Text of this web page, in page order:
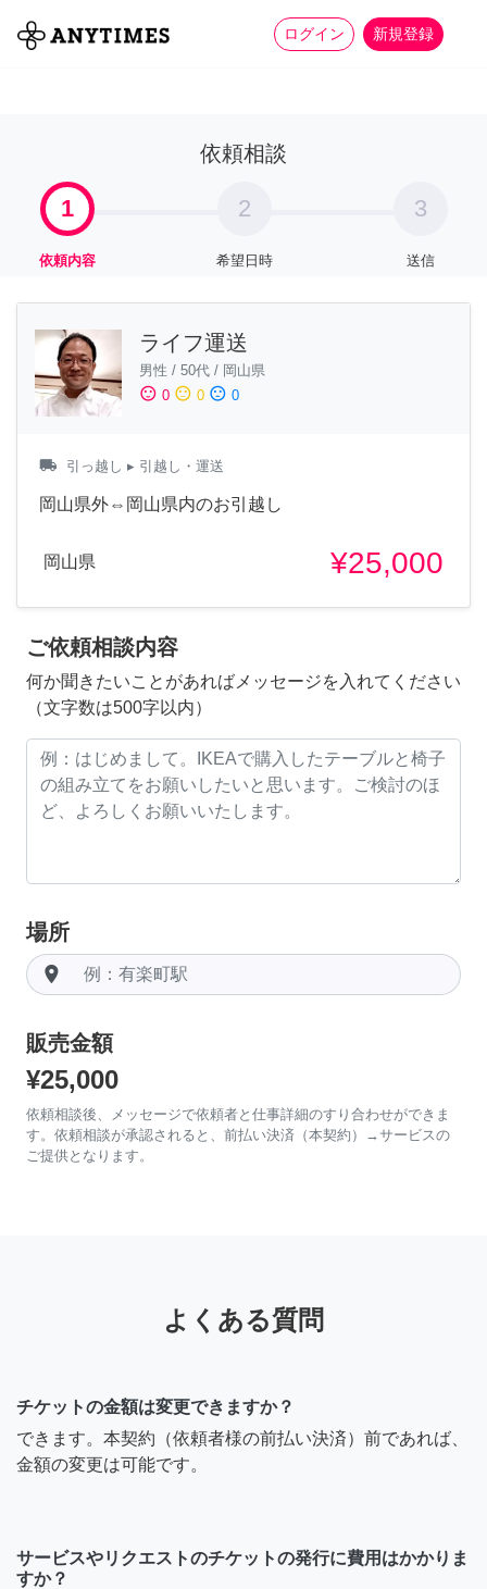
ログイン 新規登録
全て 家事 more_horiz
依頼相談
1
依頼内容
2
希望日時
3
送信
ライフ運送
男性 / 50代 / 岡山県
sentiment_satisfied 0 sentiment_neutral 0 sentiment_dissatisfied 0
local_shipping 引っ越し ▸ 引越し・運送
岡山県外⇔岡山県内のお引越し
岡山県 ¥25,000
ご依頼相談内容
何か聞きたいことがあればメッセージを入れてください
（文字数は500字以内）
場所
room
販売金額
¥25,000
依頼相談後、メッセージで依頼者と仕事詳細のすり合わせができま
す。依頼相談が承認されると、前払い決済（本契約）→サービスの
ご提供となります。
よくある質問
チケットの金額は変更できますか？
できます。本契約（依頼者様の前払い決済）前であれば、
金額の変更は可能です。
サービスやリクエストのチケットの発行に費用はかかりま
すか？